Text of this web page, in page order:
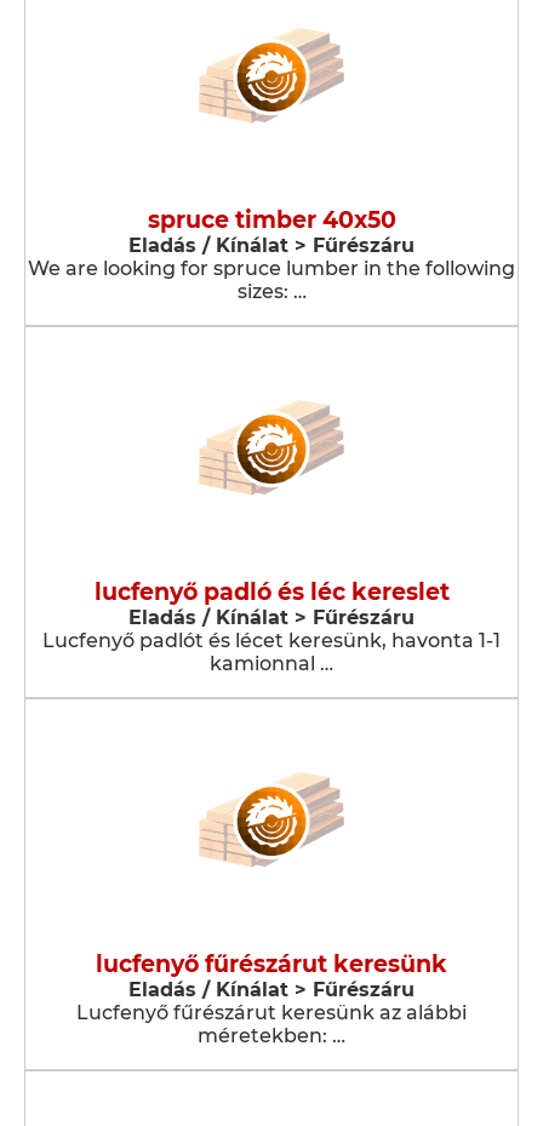
spruce timber 40x50
Eladás / Kínálat > Fűrészáru
We are looking for spruce lumber in the following
sizes: …
lucfenyő padló és léc kereslet
Eladás / Kínálat > Fűrészáru
Lucfenyő padlót és lécet keresünk, havonta 1-1
kamionnal …
lucfenyő fűrészárut keresünk
Eladás / Kínálat > Fűrészáru
Lucfenyő fűrészárut keresünk az alábbi
méretekben: …